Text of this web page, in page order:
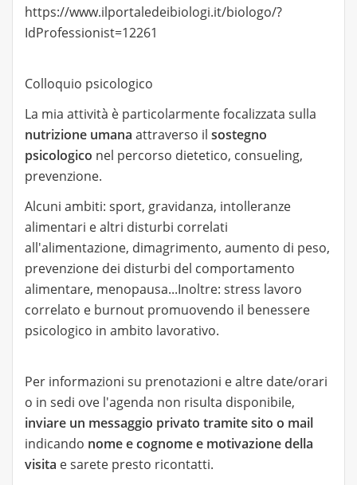
https://www.ilportaledeibiologi.it/biologo/?
IdProfessionist=12261
Colloquio psicologico
La mia attività è particolarmente focalizzata sulla
nutrizione umana attraverso il sostegno
psicologico nel percorso dietetico, consueling,
prevenzione.
Alcuni ambiti: sport, gravidanza, intolleranze
alimentari e altri disturbi correlati
all'alimentazione, dimagrimento, aumento di peso,
prevenzione dei disturbi del comportamento
alimentare, menopausa...Inoltre: stress lavoro
correlato e burnout promuovendo il benessere
psicologico in ambito lavorativo.
Per informazioni su prenotazioni e altre date/orari
o in sedi ove l'agenda non risulta disponibile,
inviare un messaggio privato tramite sito o mail
indicando nome e cognome e motivazione della
visita e sarete presto ricontatti.